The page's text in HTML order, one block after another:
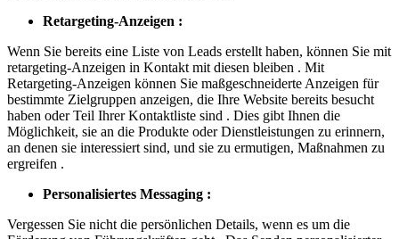
Retargeting-Anzeigen :
Wenn Sie bereits eine Liste von Leads erstellt haben, können Sie mit
retargeting-Anzeigen in Kontakt mit diesen bleiben . Mit
Retargeting-Anzeigen können Sie maßgeschneiderte Anzeigen für
bestimmte Zielgruppen anzeigen, die Ihre Website bereits besucht
haben oder Teil Ihrer Kontaktliste sind . Dies gibt Ihnen die
Möglichkeit, sie an die Produkte oder Dienstleistungen zu erinnern,
an denen sie interessiert sind, und sie zu ermutigen, Maßnahmen zu
ergreifen .
Personalisiertes Messaging :
Vergessen Sie nicht die persönlichen Details, wenn es um die